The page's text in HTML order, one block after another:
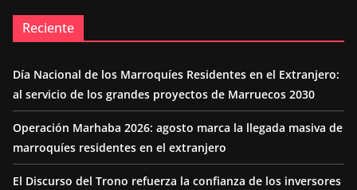
Reciente
Día Nacional de los Marroquíes Residentes en el Extranjero:
al servicio de los grandes proyectos de Marruecos 2030
Operación Marhaba 2026: agosto marca la llegada masiva de
marroquíes residentes en el extranjero
El Discurso del Trono refuerza la confianza de los inversores